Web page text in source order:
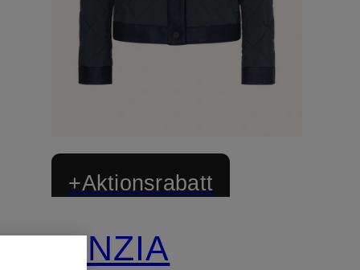
+Aktionsrabatt
CINZIA